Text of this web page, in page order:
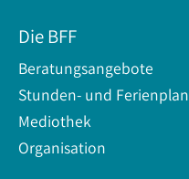
Die BFF
Beratungsangebote
Stunden- und Ferienplan
Mediothek
Organisation